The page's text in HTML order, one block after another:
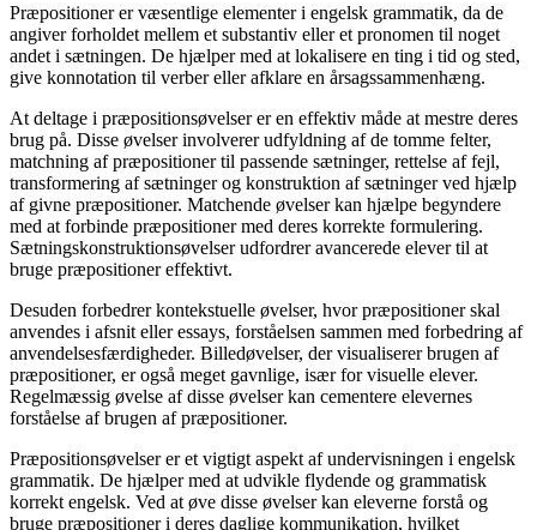
Præpositioner er væsentlige elementer i engelsk grammatik, da de
angiver forholdet mellem et substantiv eller et pronomen til noget
andet i sætningen. De hjælper med at lokalisere en ting i tid og sted,
give konnotation til verber eller afklare en årsagssammenhæng.
At deltage i præpositionsøvelser er en effektiv måde at mestre deres
brug på. Disse øvelser involverer udfyldning af de tomme felter,
matchning af præpositioner til passende sætninger, rettelse af fejl,
transformering af sætninger og konstruktion af sætninger ved hjælp
af givne præpositioner. Matchende øvelser kan hjælpe begyndere
med at forbinde præpositioner med deres korrekte formulering.
Sætningskonstruktionsøvelser udfordrer avancerede elever til at
bruge præpositioner effektivt.
Desuden forbedrer kontekstuelle øvelser, hvor præpositioner skal
anvendes i afsnit eller essays, forståelsen sammen med forbedring af
anvendelsesfærdigheder. Billedøvelser, der visualiserer brugen af
præpositioner, er også meget gavnlige, især for visuelle elever.
Regelmæssig øvelse af disse øvelser kan cementere elevernes
forståelse af brugen af præpositioner.
Præpositionsøvelser er et vigtigt aspekt af undervisningen i engelsk
grammatik. De hjælper med at udvikle flydende og grammatisk
korrekt engelsk. Ved at øve disse øvelser kan eleverne forstå og
bruge præpositioner i deres daglige kommunikation, hvilket